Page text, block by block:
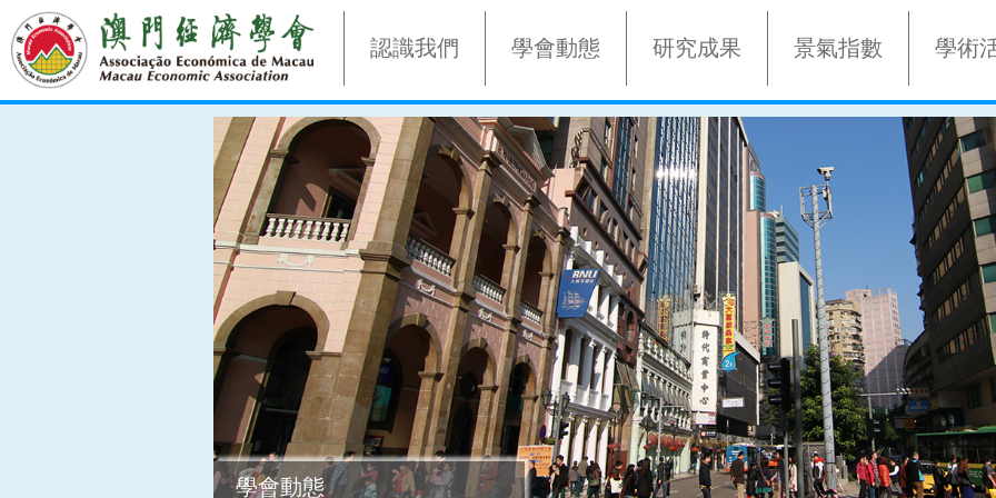
認識我們 學會動態 研究成果 景氣指數 學術
學會動態